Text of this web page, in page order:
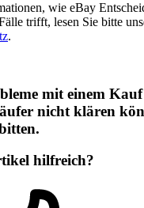
wie eBay
trifft, lesen Sie bitte
.
mit einem
nicht klären
hilfreich?